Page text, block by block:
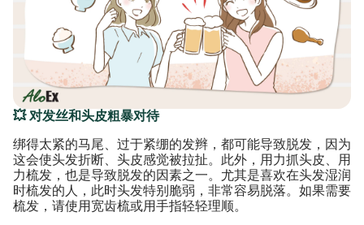
💥 对发丝和头皮粗暴对待
绑得太紧的马尾、过于紧绷的发辫，都可能导致脱发，因为
这会使头发折断、头皮感觉被拉扯。此外，用力抓头皮、用
力梳发，也是导致脱发的因素之一。尤其是喜欢在头发湿润
时梳发的人，此时头发特别脆弱，非常容易脱落。如果需要
梳发，请使用宽齿梳或用手指轻轻理顺。